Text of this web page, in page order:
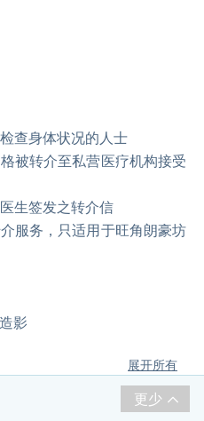
查身体状况的人士
被转介至私营医疗机构接受
生签发之转介信
服务，只适用于旺角朗豪坊
影
展开所有
更少